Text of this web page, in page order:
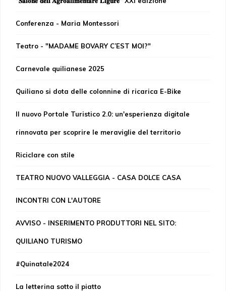
Conferenza - Maria Montessori
Teatro - "MADAME BOVARY C’EST MOI?"
Carnevale quilianese 2025
Quiliano si dota delle colonnine di ricarica E-Bike
Il nuovo Portale Turistico 2.0: un'esperienza digitale
rinnovata per scoprire le meraviglie del territorio
Riciclare con stile
TEATRO NUOVO VALLEGGIA - CASA DOLCE CASA
INCONTRI CON L'AUTORE
AVVISO - INSERIMENTO PRODUTTORI NEL SITO:
QUILIANO TURISMO
#Quinatale2024
La letterina sotto il piatto